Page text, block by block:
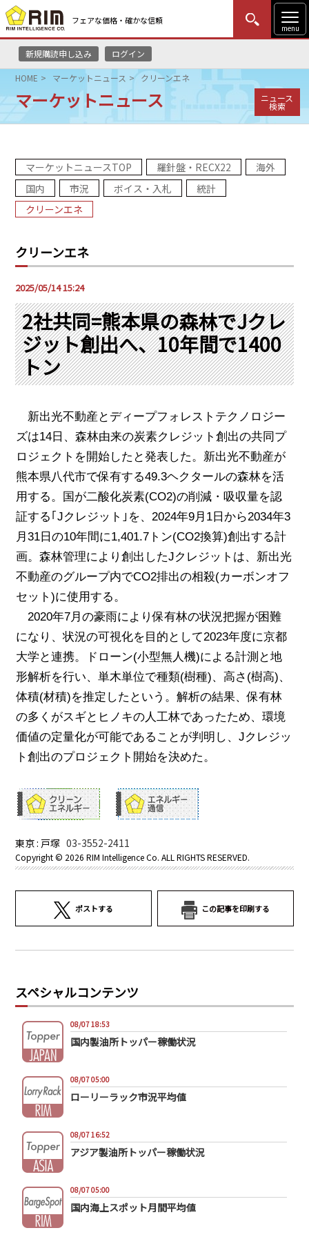
フェアな価格・確かな信頼
menu
新規購読申し込み ログイン
MENU
はじめての方
HOME
リムレポート
メソドロジー
コンサルティング
PRA原則
Q & A
会社概要
お問い合わせ
年間休刊日
サイトマップ
English Website
瑞姆亜太能源諮問(北京)
Rim Energy Media(韓国語)
HOME マーケットニュース クリーンエネ
マーケットニュース ニュース
検索
マーケットニュースTOP 羅針盤・RECX22
海外
国内
市況 ボイス・入札
統計
クリーンエネ
クリーンエネ
2025/05/14 15:24
2社共同=熊本県の森林でJクレ
ジット創出へ、10年間で1400
トン
新出光不動産とディープフォレストテクノロジー
ズは14 日、森林由来の炭素クレジット創出の共同プ
ロジェクトを開始したと発表した。新出光不動産が
熊本県八代市で保有する49.3ヘクタールの森林を活
用する。国が二酸化炭素(CO2)の削減・吸収量を認
証する｢Jクレジット｣を、2024年9月 1 日から2034年3
月31 日の10年間に1,401.7 トン(CO2換算)創出する計
画。森林管理により創出したJクレジットは、新出光
不動産のグループ内でCO2排出の相殺(カーボンオフ
セット)に使用する。
2020年7月の豪雨により保有林の状況把握が困難
になり、状況の可視化を目的として2023年度に京都
大学と連携。ドローン(小型無人機)による計測と地
形解析を行い、単木単位で種類(樹種)、高さ (樹高)、
体積(材積)を推定したという。解析の結果、保有林
の多くがスギとヒノキの人工林であったため、環境
価値の定量化が可能であることが判明し、Jクレジッ
ト創出のプロジェクト開始を決めた。
東京 : 戸塚03-3552-2411
Copyright © 2026 RIM Intelligence Co. ALL RIGHTS RESERVED.
ポストする この記事を印刷する
スペシャルコンテンツ
08/07 18:53
国内製油所トッパー稼働状況
08/07 05:00
ローリーラック市況平均値
08/07 16:52
アジア製油所トッパー稼働状況
08/07 05:00
国内海上スポット月間平均値